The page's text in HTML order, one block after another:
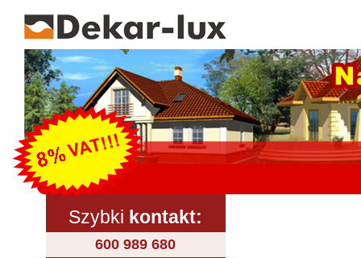
Szybki kontakt:
600 989 680